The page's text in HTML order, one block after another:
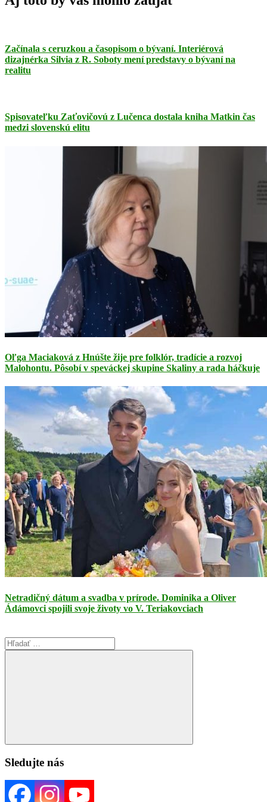
Začínala s ceruzkou a časopisom o bývaní. Interiérová
dizajnérka Silvia z R. Soboty mení predstavy o bývaní na
realitu
Spisovateľku Zaťovičovú z Lučenca dostala kniha Matkin čas
medzi slovenskú elitu
Oľga Maciaková z Hnúšte žije pre folklór, tradície a rozvoj
Malohontu. Pôsobí v speváckej skupine Skaliny a rada háčkuje
Netradičný dátum a svadba v prírode. Dominika a Oliver
Ádámovci spojili svoje životy vo V. Teriakovciach
Search
for:
Search
Sledujte nás